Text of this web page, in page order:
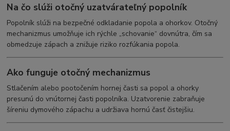
Na čo slúži otočný uzatvárateľný popolník
Popolník slúži na bezpečné odkladanie popola a ohorkov. Otočný
mechanizmus umožňuje ich rýchle „schovanie“ dovnútra, čím sa
obmedzuje zápach a znižuje riziko rozfúkania popola.
Ako funguje otočný mechanizmus
Stlačením alebo pootočením hornej časti sa popol a ohorky
presunú do vnútornej časti popolníka. Uzatvorenie zabraňuje
šíreniu dymového zápachu a udržiava hornú časť čistejšiu.